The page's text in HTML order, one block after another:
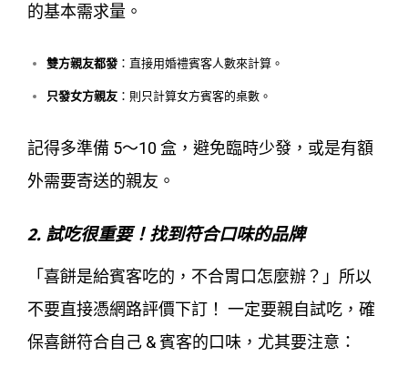
的基本需求量。
雙方親友都發 ：直接用婚禮賓客人數來計算。
只發女方親友 ：則只計算女方賓客的桌數。
記得多準備 5～10 盒，避免臨時少發，或是有額
外需要寄送的親友。
2. 試吃很重要！找到符合口味的品牌
「喜餅是給賓客吃的，不合胃口怎麼辦？」所以
不要直接憑網路評價下訂！ 一定要親自試吃，確
保喜餅符合自己 & 賓客的口味，尤其要注意：